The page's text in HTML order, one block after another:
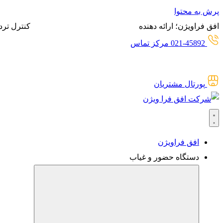
پرش به محتوا
افق فراویژن؛ ارائه دهنده
کنترل
021-45892 مرکز تماس
پورتال مشتریان
افق فراویژن
دستگاه حضور و غیاب